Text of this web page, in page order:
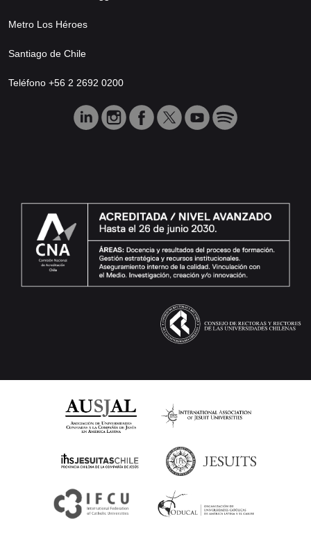
Metro Los Héroes
Santiago de Chile
Teléfono +56 2 2692 0200